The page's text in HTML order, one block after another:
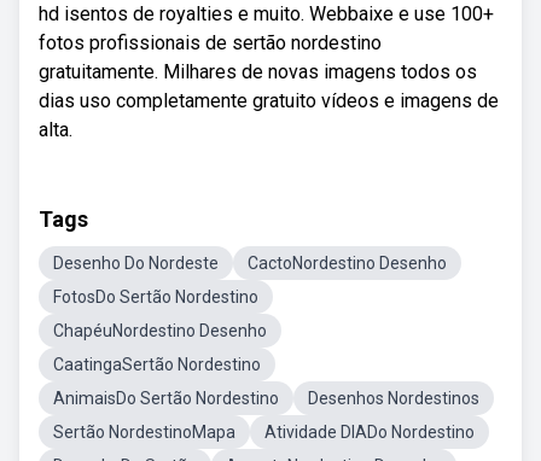
hd isentos de royalties e muito. Webbaixe e use 100+
fotos profissionais de sertão nordestino
gratuitamente. Milhares de novas imagens todos os
dias uso completamente gratuito vídeos e imagens de
alta.
Tags
Desenho Do Nordeste
CactoNordestino Desenho
FotosDo Sertão Nordestino
ChapéuNordestino Desenho
CaatingaSertão Nordestino
AnimaisDo Sertão Nordestino
Desenhos Nordestinos
Sertão NordestinoMapa
Atividade DIADo Nordestino